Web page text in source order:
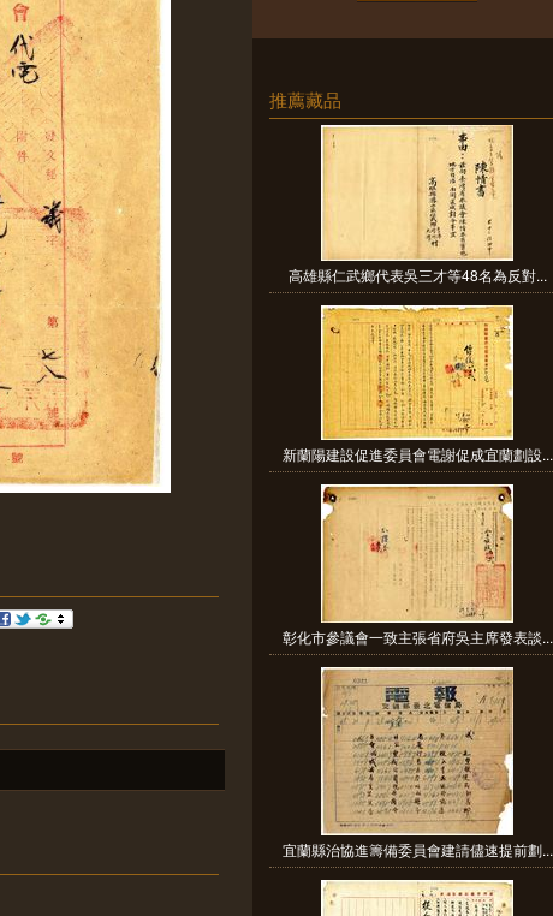
推薦藏品
高雄縣仁武鄉代表吳三才等48名為反對...
新蘭陽建設促進委員會電謝促成宜蘭劃設...
彰化市參議會一致主張省府吳主席發表談...
宜蘭縣治協進籌備委員會建請儘速提前劃...